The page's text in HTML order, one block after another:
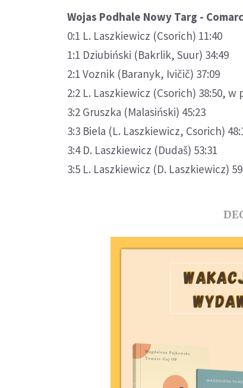
Wojas Podhale Nowy Targ -
0:1 L. Laszkiewicz (Csorich) 11:40
1:1 Dziubiński (Bakrlik, Suur) 34:49
2:1 Voznik (Baranyk, Ivičič) 37:09
2:2 L. Laszkiewicz (Csorich) 38:50, w
3:2 Gruszka (Malasiński) 45:23
3:3 Biela (L. Laszkiewicz, Csorich)
3:4 D. Laszkiewicz (Dudaš) 53:31
3:5 L. Laszkiewicz (D. Laszkiewicz)